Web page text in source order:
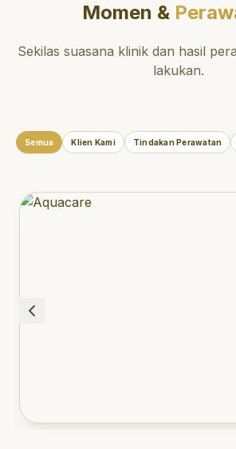
Momen &
Sekilas suasana klinik dan hasil
lakukan.
Semua Klien Kami Tindakan Perawatan